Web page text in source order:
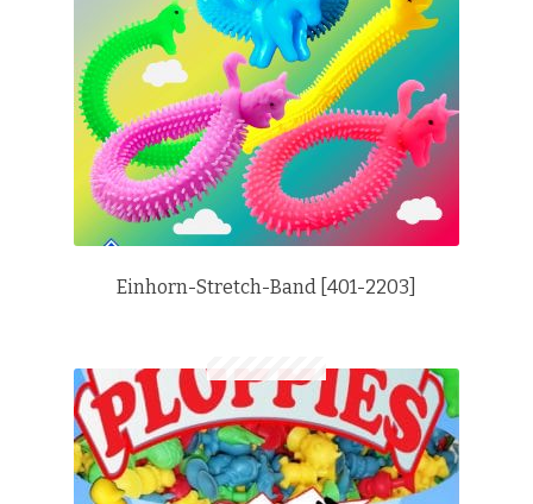
Einhorn-Stretch-Band [401-2203]